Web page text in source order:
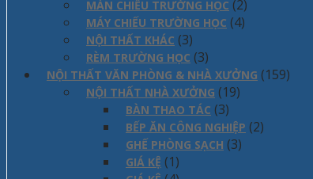
MÀN CHIẾU TRƯỜNG HỌC (2)
MÁY CHIẾU TRƯỜNG HỌC (4)
NỘI THẤT KHÁC (3)
RÈM TRƯỜNG HỌC (3)
NỘI THẤT VĂN PHÒNG & NHÀ XƯỞNG (159)
NỘI THẤT NHÀ XƯỞNG (19)
BÀN THAO TÁC (3)
BẾP ĂN CÔNG NGHIỆP (2)
GHẾ PHÒNG SẠCH (3)
GIÁ KỆ (1)